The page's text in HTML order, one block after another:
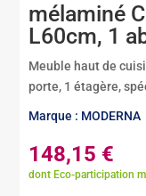
mélaminé
L60cm, 1
Meuble haut de
porte, 1 étagère,
Marque : MODERNA
148,15 €
dont Eco-participation